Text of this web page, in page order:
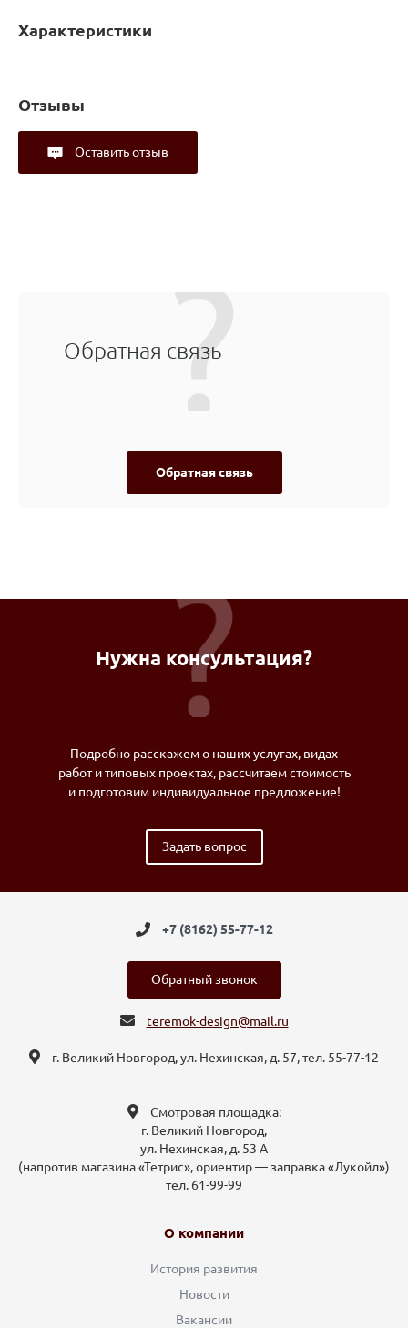
Характеристики
Отзывы
Оставить отзыв
Обратная связь
Обратная связь
Нужна консультация?
Подробно расскажем о наших услугах, видах
работ и типовых проектах, рассчитаем стоимость
и подготовим индивидуальное предложение!
Задать вопрос
+7 (8162) 55-77-12
Обратный звонок
teremok-design@mail.ru
г. Великий Новгород, ул. Нехинская, д. 57, тел. 55-77-12
Смотровая площадка:
г. Великий Новгород,
ул. Нехинская, д. 53 А
(напротив магазина «Тетрис», ориентир — заправка «Лукойл»)
тел. 61-99-99
О компании
История развития
Новости
Вакансии